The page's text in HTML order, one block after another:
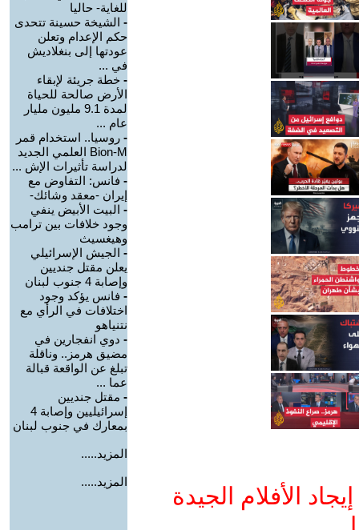
الأفلام الجيدة
للغاية- حاليا
- الشيخة حسينة تتحدى
حكم الإعدام وتعلن
عودتها إلى بنغلاديش
في ...
- خطة جريئة لإبقاء
الأرض صالحة للحياة
لمدة 9.1 مليون مليار
عام ...
- روسيا.. استخدام قمر
Bion-M العلمي الجديد
لدراسة تأثيرات الإش ...
- فانس: التفاوض مع
إيران -معقد وشائك-
- البيت الأبيض ينفي
وجود خلافات بين ترامب
وهيغسيث
- الجيش الإسرائيلي
يعلن مقتل جنديين
وإصابة 4 جنوب لبنان
- فانس يؤكد وجود
اختلافات في الرأي مع
نتنياهو
- دوي انفجارين في
مضيق هرمز.. وناقلة
تبلغ عن الواقعة قبالة
عما ...
- مقتل جنديين
إسرائيليين وإصابة 4
بمعارك في جنوب لبنان
المزيد.....
المزيد.....